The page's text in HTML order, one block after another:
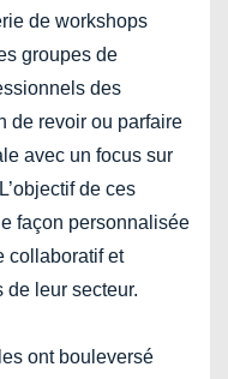
de workshops
groupes de
des
de revoir ou parfaire
avec un focus sur
de ces
façon personnalisée
collaboratif et
de leur secteur.
ont bouleversé